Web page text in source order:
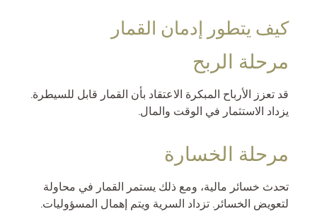
كيف يتطور إدمان القمار
مرحلة الربح
قد تعزز الأرباح المبكرة الاعتقاد بأن القمار قابل للسيطرة.
يزداد الاستثمار في الوقت والمال.
مرحلة الخسارة
تحدث خسائر مالية، ومع ذلك يستمر القمار في محاولة
لتعويض الخسائر. تزداد السرية ويتم إهمال المسؤوليات.